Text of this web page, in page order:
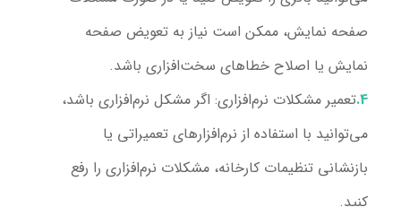
صفحه نمایش، ممکن است نیاز به تعویض صفحه
نمایش یا اصلاح خطاهای سخت‌افزاری باشد.
تعمیر مشکلات نرم‌افزاری: اگر مشکل نرم‌افزاری باشد،
می‌توانید با استفاده از نرم‌افزارهای تعمیراتی یا
بازنشانی تنظیمات کارخانه، مشکلات نرم‌افزاری را رفع
کنید.